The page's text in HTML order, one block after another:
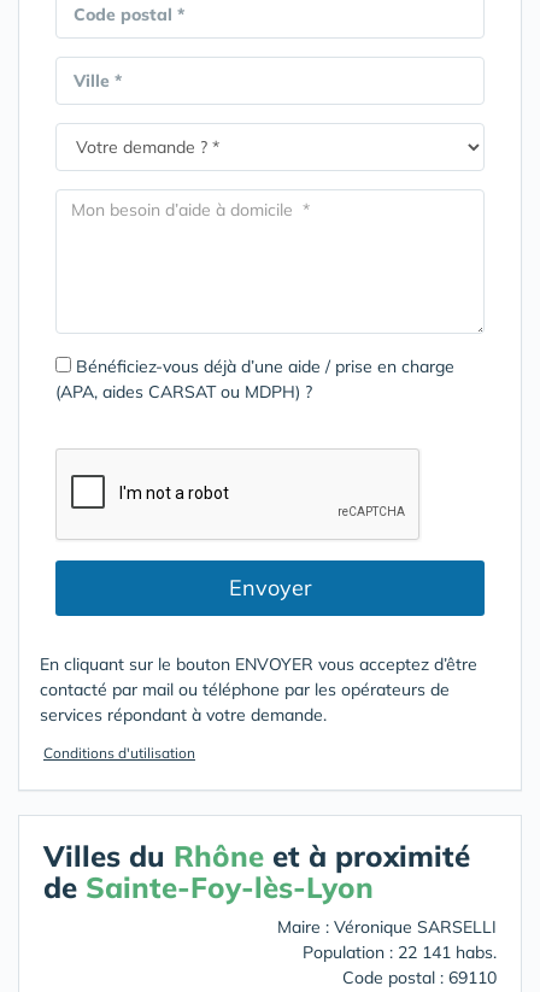
Code postal *
Ville *
Bénéficiez-vous déjà d’une aide / prise en charge
(APA, aides CARSAT ou MDPH) ?
Envoyer
En cliquant sur le bouton ENVOYER vous acceptez d’être
contacté par mail ou téléphone par les opérateurs de
services répondant à votre demande.
Conditions d'utilisation
Villes du Rhône et à proximité
de Sainte-Foy-lès-Lyon
Maire : Véronique SARSELLI
Population : 22 141 habs.
Code postal : 69110